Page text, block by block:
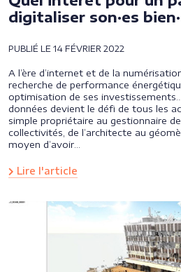
digitaliser son·es
PUBLIÉ LE 14 FÉVRIER 2022
A l’ère d’internet et de la
recherche de performance
optimisation de ses
données devient le défi de tous les
simple propriétaire au gestionnaire
collectivités, de l’architecte au
moyen d’avoir…
Lire l'article